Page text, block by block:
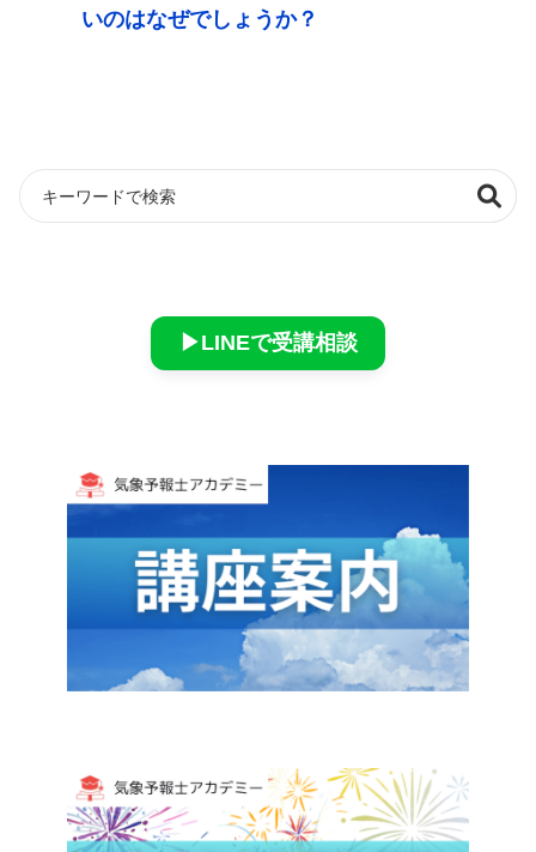
いのはなぜでしょうか？
▶︎LINEで受講相談